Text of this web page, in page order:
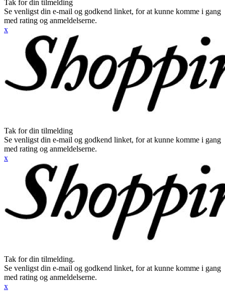
Tak for din tilmelding
Se venligst din e-mail og godkend linket, for at kunne komme i gang
med rating og anmeldelserne.
x
Tak for din tilmelding
Se venligst din e-mail og godkend linket, for at kunne komme i gang
med rating og anmeldelserne.
x
Tak for din tilmelding.
Se venligst din e-mail og godkend linket, for at kunne komme i gang
med rating og anmeldelserne.
x